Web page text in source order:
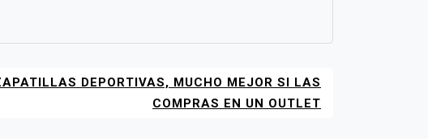
DEPORTIVAS, MUCHO MEJOR SI LAS
COMPRAS EN UN OUTLET